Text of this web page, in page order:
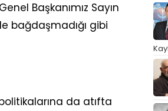
Başkanımız Sayın
bağdaşmadığı gibi
da atıfta